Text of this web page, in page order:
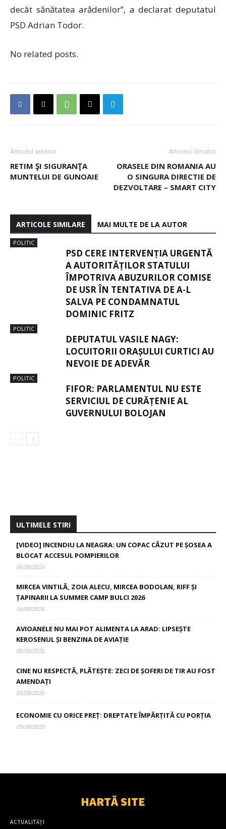
decât sănătatea arădenilor”, a declarat deputatul
PSD Adrian Todor.
No related posts.
Articolul anterior
RETIM ŞI SIGURANŢA
MUNTELUI DE GUNOAIE
Articolul Următor
ORASELE DIN ROMANIA AU
O SINGURA DIRECTIE DE
DEZVOLTARE – SMART CITY
ARTICOLE SIMILARE MAI MULTE DE LA AUTOR
POLITIC
PSD CERE INTERVENȚIA URGENTĂ
A AUTORITĂȚILOR STATULUI
ÎMPOTRIVA ABUZURILOR COMISE
DE USR ÎN TENTATIVA DE A-L
SALVA PE CONDAMNATUL
DOMINIC FRITZ
POLITIC
DEPUTATUL VASILE NAGY:
LOCUITORII ORAȘULUI CURTICI AU
NEVOIE DE ADEVĂR
POLITIC
FIFOR: PARLAMENTUL NU ESTE
SERVICIUL DE CURĂȚENIE AL
GUVERNULUI BOLOJAN
ULTIMELE STIRI
[VIDEO] INCENDIU LA NEAGRA: UN COPAC CĂZUT PE ȘOSEA A
BLOCAT ACCESUL POMPIERILOR
06/08/2026
MIRCEA VINTILĂ, ZOIA ALECU, MIRCEA BODOLAN, RIFF ȘI
ȚAPINARII LA SUMMER CAMP BULCI 2026
06/08/2026
AVIOANELE NU MAI POT ALIMENTA LA ARAD: LIPSEȘTE
KEROSENUL ȘI BENZINA DE AVIAȚIE
06/08/2026
CINE NU RESPECTĂ, PLĂTEȘTE: ZECI DE ȘOFERI DE TIR AU FOST
AMENDAȚI
05/08/2026
ECONOMIE CU ORICE PREȚ: DREPTATE ÎMPĂRȚITĂ CU PORȚIA
05/08/2026
HARTĂ SITE
ACTUALITĂȚI